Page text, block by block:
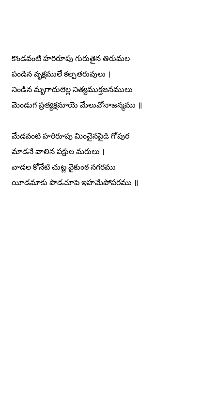
కొండవంటి హరిరూపు గురుతైన తిరుమల
పండిన వృక్షములే కల్పతరువులు ।
నిండిన మృగాదులెల్ల నిత్యముక్తజనములు
మెండుగ ప్రత్యక్షమాయె మేలువోనాజన్మము ॥
మేడవంటి హరిరూపు మించైనపైడి గోపుర
మాడనే వాలిన పక్షుల మరులు ।
వాడల కోనేటి చుట్ల వైకుంఠ నగరము
యీడమాకు పొడచూపె ఇహమేపోపరము ॥